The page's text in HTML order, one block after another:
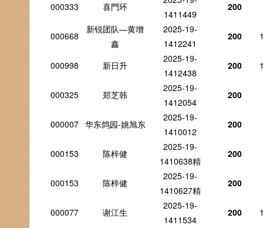
000333 喜門环
1411449
200
000668
新锐团队—黄增
鑫
2025-19-
1412241
200
000998 新日升
2025-19-
1412438
200
000325 郑芝韩
2025-19-
1412054
200
000007 华东鸽园-姚旭东
2025-19-
1410012
200
000153 陈梓健
2025-19-
1410638精
200
000153 陈梓健
2025-19-
1410627精
200
000077 谢江生
2025-19-
1411534
200